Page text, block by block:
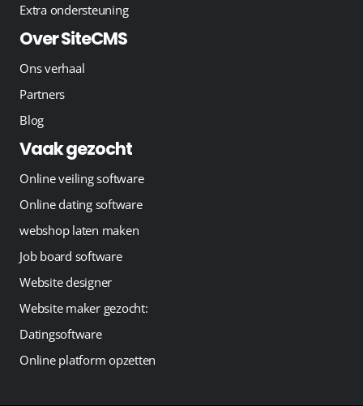
Extra ondersteuning
Over SiteCMS
Ons verhaal
Partners
Blog
Vaak gezocht
Online veiling software
Online dating software
webshop laten maken
Job board software
Website designer
Website maker gezocht:
Datingsoftware
Online platform opzetten